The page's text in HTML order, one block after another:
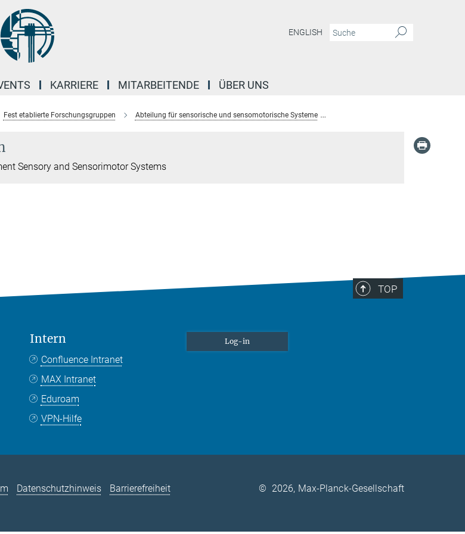
ENGLISH
KARRIERE MITARBEITENDE ÜBER UNS
Fest etablierte Forschungsgruppen Abteilung für sensorische und sensomotorische Systeme
Sensory and Sensorimotor Systems
TOP
Intern
Confluence Intranet
MAX Intranet
Eduroam
VPN-Hilfe
Log-in
Datenschutzhinweis Barrierefreiheit © 2026, Max-Planck-Gesellschaft